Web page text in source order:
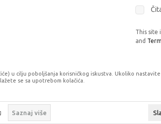
This site
and
su dio naše ponude, ali ne podrazumijeva da su
, IzradaNB SOFT
u cilju poboljšanja korisničkog iskustva. Ukoliko nastavite
se sa upotrebom kolačića.
Saznaj više